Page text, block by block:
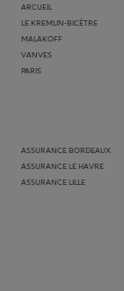
ARCUEIL
LE KREMLIN-BICÊTRE
MALAKOFF
VANVES
PARIS
ASSURANCE BORDEAUX
ASSURANCE LE HAVRE
ASSURANCE LILLE